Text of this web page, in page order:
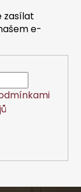
zasílat
e-